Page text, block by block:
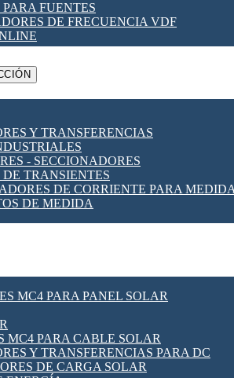
(VOIP)
(CCTV)
FUENTES
DE FRECUENCIA VDF
Y TRANSFERENCIAS
- SECCIONADORES
DE TRANSIENTES
DE CORRIENTE PARA
DE MEDIDA
MC4 PARA PANEL SOLAR
MC4 PARA CABLE SOLAR
Y TRANSFERENCIAS PARA DC
DE CARGA SOLAR